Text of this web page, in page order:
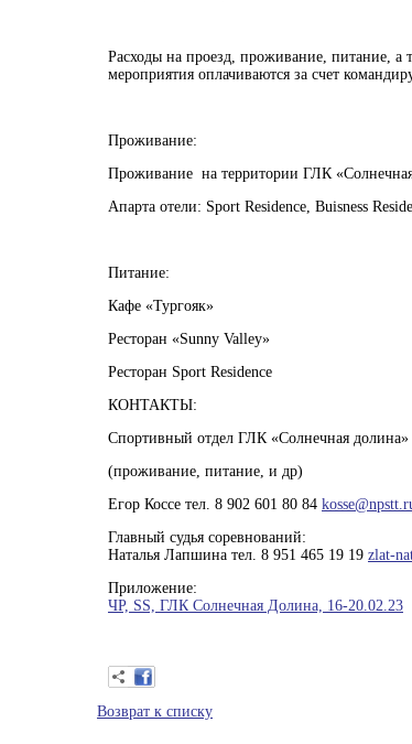
Расходы на проезд, проживание, питание, а
мероприятия оплачиваются за счет
Проживание:
Проживание на территории ГЛК
Апарта отели: Sport Residence, Buisness
Питание:
Кафе «Тургояк»
Ресторан «Sunny Valley»
Ресторан Sport Residence
КОНТАКТЫ:
Спортивный отдел ГЛК «Солнечная долина»
(проживание, питание, и др)
Егор Коссе тел. 8 902 601 80 84
Главный судья соревнований:
Наталья Лапшина тел. 8 951 465 19 19 zlat-
Приложение:
ЧР, SS, ГЛК Солнечная Долина, 16-20.02.23
Возврат к списку